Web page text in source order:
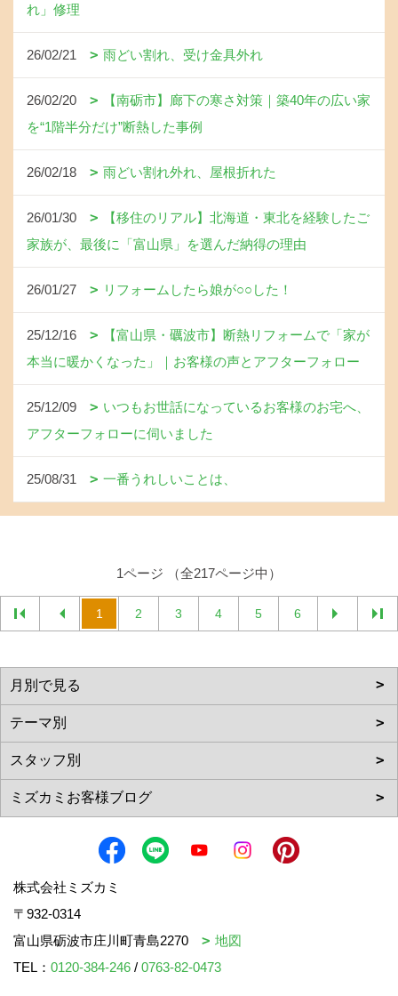
れ」修理
26/02/21 雨どい割れ、受け金具外れ
26/02/20
【南砺市】廊下の寒さ対策｜築40年の広い家
を“1階半分だけ”断熱した事例
26/02/18 雨どい割れ外れ、屋根折れた
26/01/30
【移住のリアル】北海道・東北を経験したご
家族が、最後に「富山県」を選んだ納得の理由
26/01/27 リフォームしたら娘が○○した！
25/12/16
【富山県・礪波市】断熱リフォームで「家が
本当に暖かくなった」｜お客様の声とアフターフォロー
25/12/09
いつもお世話になっているお客様のお宅へ、
アフターフォローに伺いました
25/08/31 一番うれしいことは、
1ページ （全217ページ中）
1 2 3 4 5 6
株式会社ミズカミ
〒932-0314
富山県砺波市庄川町青島2270
地図
TEL： 0120-384-246 / 0763-82-0473